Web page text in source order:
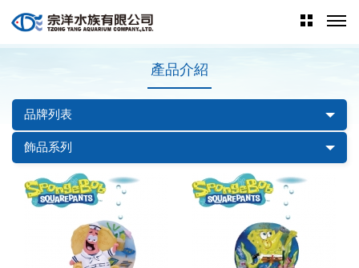
產品介紹
品牌列表
飾品系列